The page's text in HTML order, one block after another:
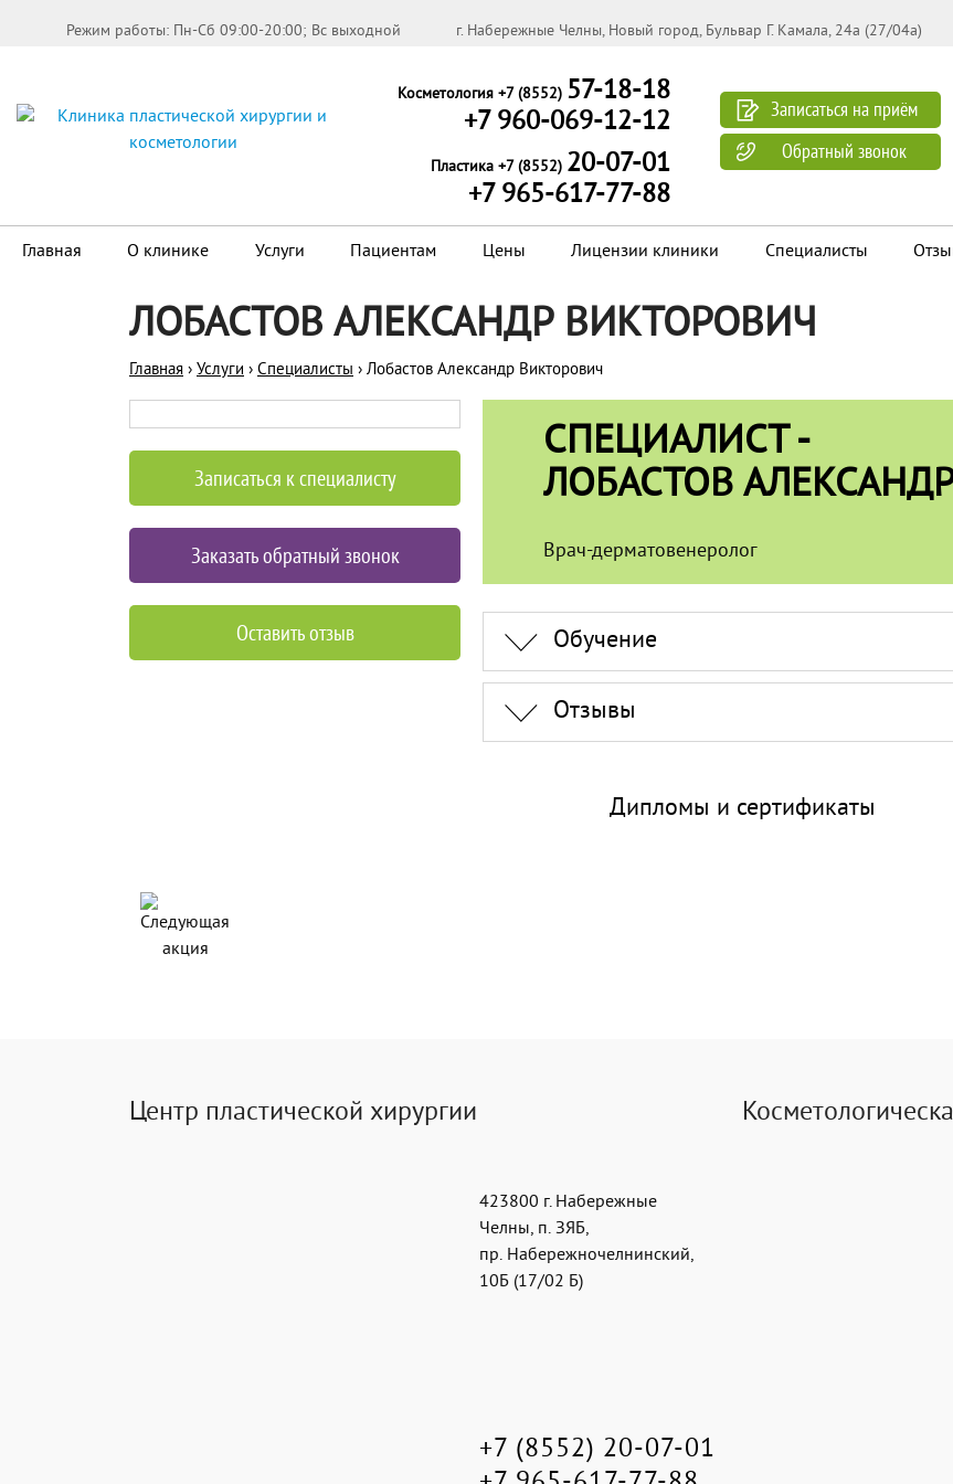
ЛОБАСТОВ АЛЕКСАНДР ВИКТОРОВИЧ
Главная › Услуги › Специалисты › Лобастов Александр Викторович
Записаться к специалисту
Заказать обратный звонок
Оставить отзыв
СПЕЦИАЛИСТ -
ЛОБАСТОВ
Врач-дерматовенеролог
Обучение
Отзывы
Дипломы и сертификаты
Центр пластической хирургии
423800 г. Набережные
Челны, п. ЗЯБ,
пр. Набережночелнинский,
10Б (17/02 Б)
+7 (8552) 20-07-01
Режим работы: Пн-Сб 09:00-20:00; Вс выходной г. Набережные Челны, Новый город, Бульвар Г. Камала, 24а (27/04а)
Косметология +7 (8552) 57-18-18
+7 960-069-12-12
Пластика +7 (8552) 20-07-01
+7 965-617-77-88
Записаться на приём
Обратный звонок
Главная О клинике Услуги Пациентам Цены Лицензии клиники Специалисты